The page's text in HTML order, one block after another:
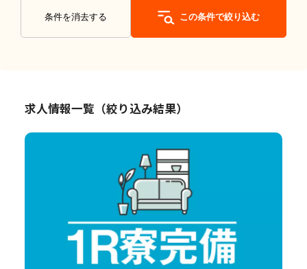
条件を消去する この条件で絞り込む
求人情報一覧（絞り込み結果）